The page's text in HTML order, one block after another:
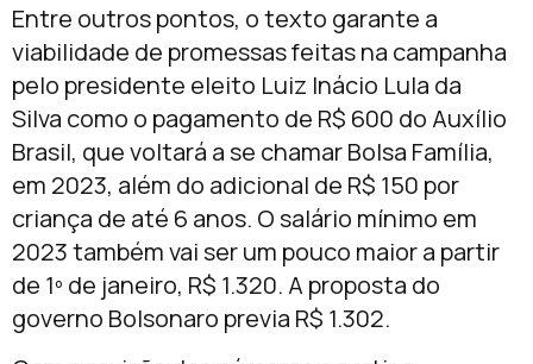
Entre outros pontos, o texto garante a
viabilidade de promessas feitas na campanha
pelo presidente eleito Luiz Inácio Lula da
Silva como o pagamento de R$ 600 do Auxílio
Brasil, que voltará a se chamar Bolsa Família,
em 2023, além do adicional de R$ 150 por
criança de até 6 anos. O salário mínimo em
2023 também vai ser um pouco maior a partir
de 1º de janeiro, R$ 1.320. A proposta do
governo Bolsonaro previa R$ 1.302.